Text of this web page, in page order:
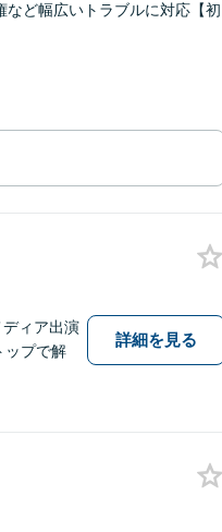
ど幅広いトラブルに対応【初
ィア出演
ップで解
詳細を見る